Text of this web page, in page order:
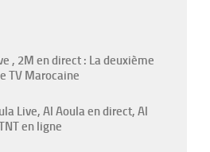
, 2M en direct : La deuxième
TV Marocaine
Live, Al Aoula en direct, Al
en ligne